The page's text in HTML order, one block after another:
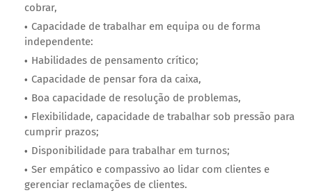
cobrar,
Capacidade de trabalhar em equipa ou de forma
independente:
Habilidades de pensamento crítico;
Capacidade de pensar fora da caixa,
Boa capacidade de resolução de problemas,
Flexibilidade, capacidade de trabalhar sob pressão para
cumprir prazos;
Disponibilidade para trabalhar em turnos;
Ser empático e compassivo ao lidar com clientes e
gerenciar reclamações de clientes.